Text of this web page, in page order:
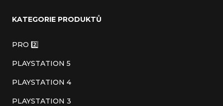
KATEGORIE PRODUKTŮ
PRO 2️⃣
PLAYSTATION 5
PLAYSTATION 4
PLAYSTATION 3